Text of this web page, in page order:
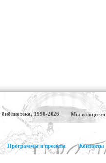
1998-2026 Мы в
Программы и проекты Контакты